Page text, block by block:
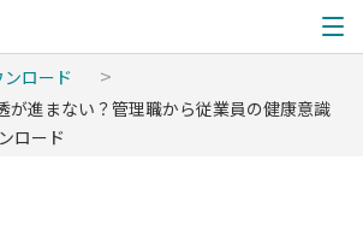
ロード
が進まない？管理職から従業員の健康意識
ロード